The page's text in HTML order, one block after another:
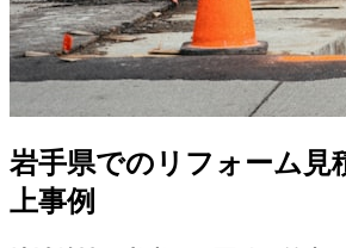
岩手県でのリフォーム見
上事例